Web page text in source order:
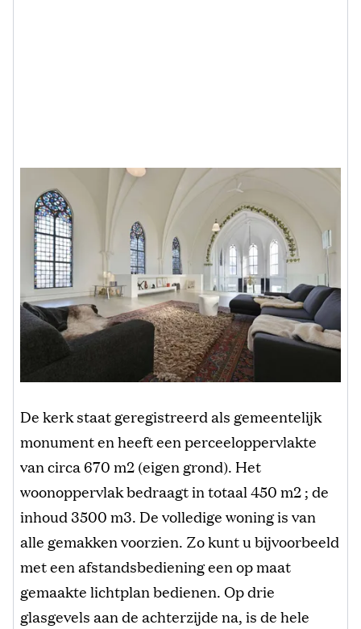
De kerk staat geregistreerd als gemeentelijk
monument en heeft een perceeloppervlakte
van circa 670 m2 (eigen grond). Het
woonoppervlak bedraagt in totaal 450 m2 ; de
inhoud 3500 m3. De volledige woning is van
alle gemakken voorzien. Zo kunt u bijvoorbeeld
met een afstandsbediening een op maat
gemaakte lichtplan bedienen. Op drie
glasgevels aan de achterzijde na, is de hele